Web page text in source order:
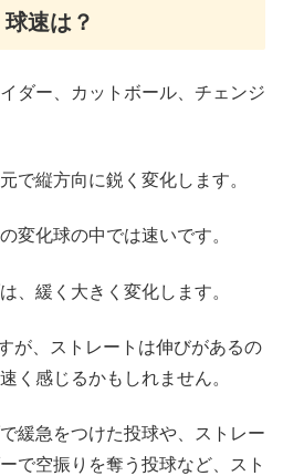
速は？
ダー、カットボール、チェンジ
で縦方向に鋭く変化します。
変化球の中では速いです。
、緩く大きく変化します。
が、ストレートは伸びがあるの
く感じるかもしれません。
緩急をつけた投球や、ストレー
で空振りを奪う投球など、スト